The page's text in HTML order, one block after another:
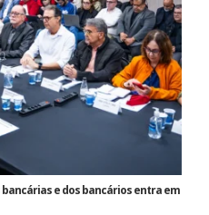
e dos bancários entra em